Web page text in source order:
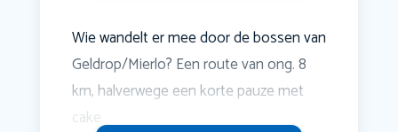
Wie wandelt er mee door de bossen van
Geldrop/Mierlo? Een route van ong. 8
km, halverwege een korte pauze met
cake